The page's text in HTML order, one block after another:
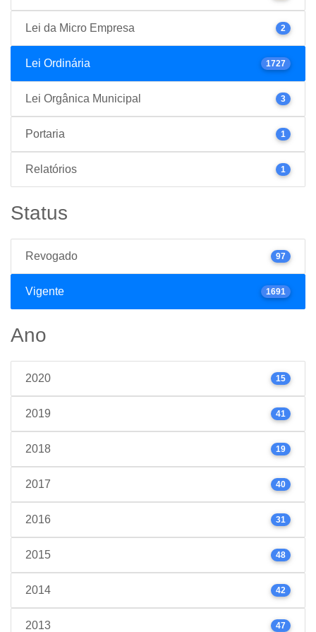
Lei da Micro Empresa 2
Lei Ordinária 1727
Lei Orgânica Municipal 3
Portaria 1
Relatórios 1
Status
Revogado 97
Vigente 1691
Ano
2020 15
2019 41
2018 19
2017 40
2016 31
2015 48
2014 42
2013 47